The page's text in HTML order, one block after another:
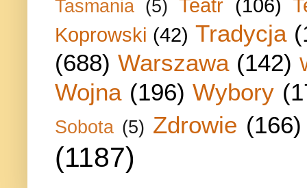
Tasmania (5) Teatr (106)
Koprowski (42) Tradycja
(688) Warszawa (142)
Wojna (196) Wybory
Sobota (5) Zdrowie (166)
(1187)